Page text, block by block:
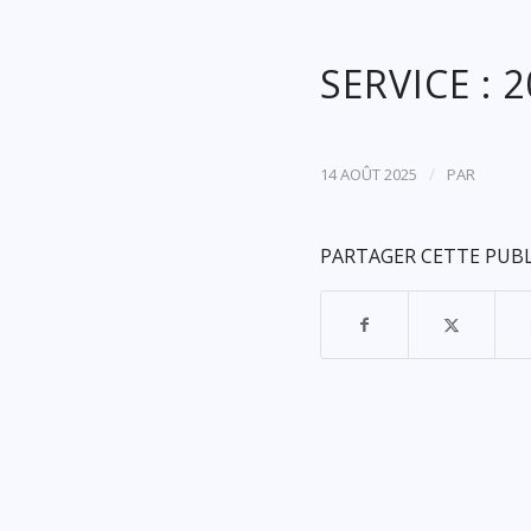
SERVICE :
14 AOÛT 2025 / PAR
PARTAGER CETTE